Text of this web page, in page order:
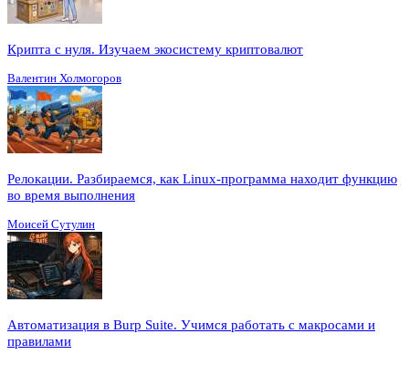
Крипта с нуля. Изучаем экосистему криптовалют
Валентин Холмогоров
Релокации. Разбираемся, как Linux-программа находит функцию
во время выполнения
Моисей Сутулин
Автоматизация в Burp Suite. Учимся работать с макросами и
правилами